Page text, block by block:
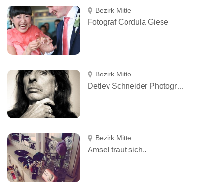
Bezirk Mitte
Fotograf Cordula Giese
Bezirk Mitte
Detlev Schneider Photography
Bezirk Mitte
Amsel traut sich..